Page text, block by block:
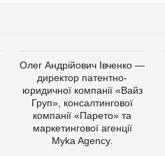
Олег Андрійович Івченко —
директор патентно-
юридичної компанії «Вайз
Груп», консалтингової
компанії «Парето» та
маркетингової агенції
Myka Agency.